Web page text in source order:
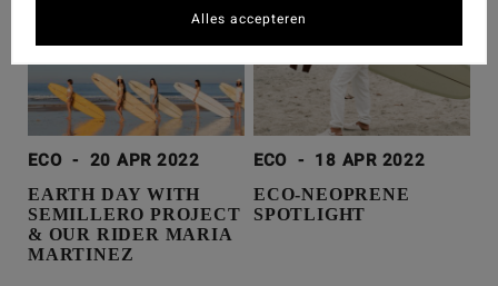
ECO - 20 APR 2022
EARTH DAY WITH
SEMILLERO PROJECT
& OUR RIDER MARIA
MARTINEZ
ECO - 18 APR 2022
ECO-NEOPRENE
SPOTLIGHT
Alles accepteren